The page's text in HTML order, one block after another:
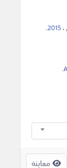
،2015
.
معاينة